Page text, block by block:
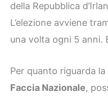
della Repubblica
L’elezione avviene
una volta ogni 5 anni.
Per quanto riguarda
Faccia Nazionale,